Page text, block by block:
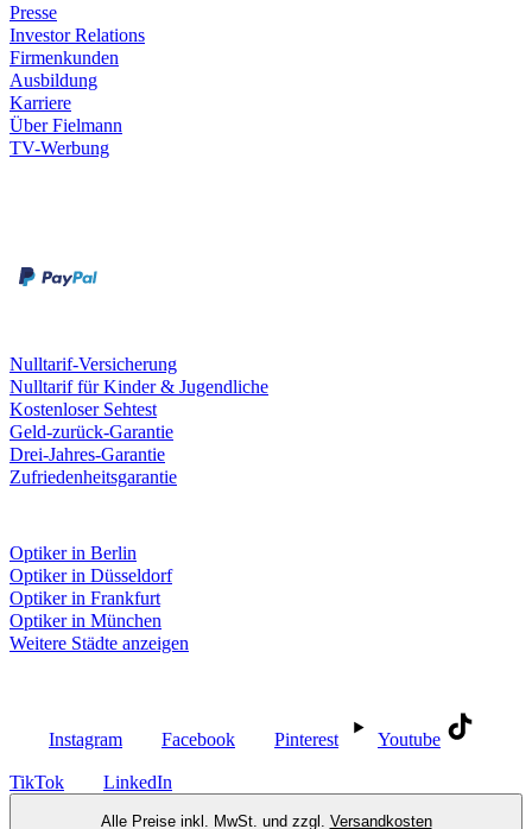
Presse
Investor Relations
Firmenkunden
Ausbildung
Karriere
Über Fielmann
TV-Werbung
Nulltarif-Versicherung
Nulltarif für Kinder & Jugendliche
Kostenloser Sehtest
Geld-zurück-Garantie
Drei-Jahres-Garantie
Zufriedenheitsgarantie
Optiker in Berlin
Optiker in Düsseldorf
Optiker in Frankfurt
Optiker in München
Weitere Städte anzeigen
Instagram Facebook Pinterest Youtube
TikTok LinkedIn
Alle Preise inkl. MwSt. und zzgl. Versandkosten